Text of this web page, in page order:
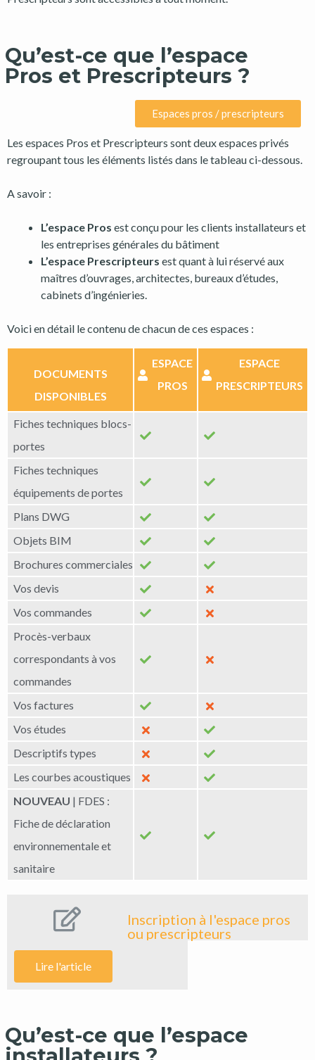
Qu’est-ce que l’espace
Pros et Prescripteurs ?
Espaces pros / prescripteurs
Les espaces Pros et Prescripteurs sont deux espaces privés
regroupant tous les éléments listés dans le tableau ci-dessous.
A savoir :
L’espace Pros est conçu pour les clients installateurs et
les entreprises générales du bâtiment
L’espace Prescripteurs est quant à lui réservé aux
maîtres d’ouvrages, architectes, bureaux d’études,
cabinets d’ingénieries.
Voici en détail le contenu de chacun de ces espaces :
DOCUMENTS
DISPONIBLES
ESPACE
PROS
ESPACE
PRESCRIPTEURS
Fiches techniques blocs-
portes
Fiches techniques
équipements de portes
Plans DWG
Objets BIM
Brochures commerciales
Vos devis
Vos commandes
Procès-verbaux
correspondants à vos
commandes
Vos factures
Vos études
Descriptifs types
Les courbes acoustiques
NOUVEAU | FDES :
Fiche de déclaration
environnementale et
sanitaire
Inscription à l'espace pros
ou prescripteurs
Lire l'article
Qu’est-ce que l’espace